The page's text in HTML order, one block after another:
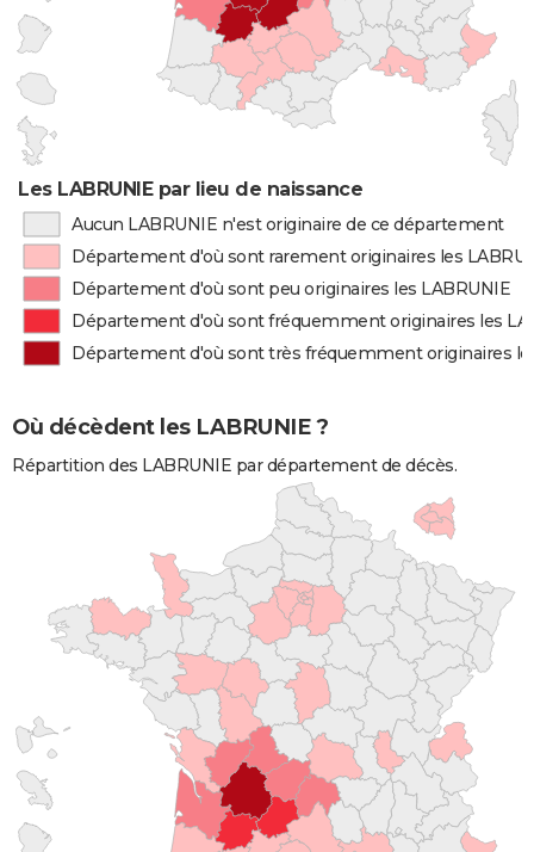
Les LABRUNIE par lieu de naissance
Aucun LABRUNIE n'est originaire de ce département
Département d'où sont rarement originaires les
Département d'où sont peu originaires les LABRUNIE
Département d'où sont fréquemment originaires les
Département d'où sont très fréquemment originaires
Où décèdent les LABRUNIE ?
Répartition des LABRUNIE par département de décès.